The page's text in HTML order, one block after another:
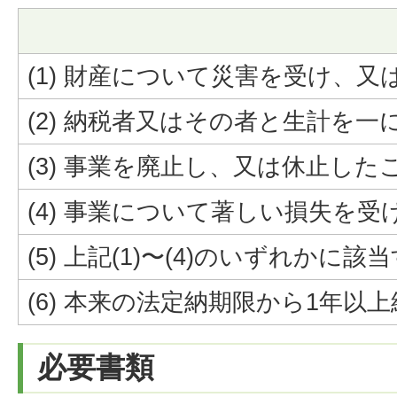
(1) 財産について災害を受け、又
(2) 納税者又はその者と生計を一
(3) 事業を廃止し、又は休止した
(4) 事業について著しい損失を受
(5) 上記(1)〜(4)のいずれかに該
(6) 本来の法定納期限から1年以
必要書類